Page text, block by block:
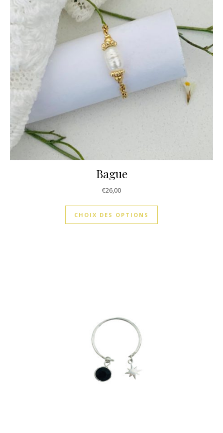
Bague
€26,00
CHOIX DES OPTIONS